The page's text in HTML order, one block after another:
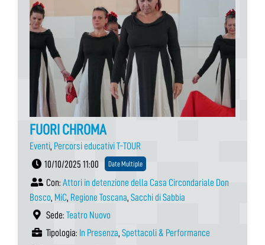
FUORI CHROMA
Eventi, Percorsi educativi T-TOUR
10/10/2025 11:00
Date Multiple
Con: Attori in detenzione della Casa Circondariale Don
Bosco, MiC, Regione Toscana, Sacchi di Sabbia
Sede: Teatro Nuovo
Tipologia: In Presenza, Spettacoli & Performance